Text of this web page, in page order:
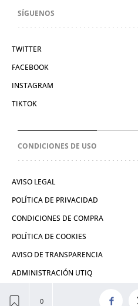
SÍGUENOS
TWITTER
FACEBOOK
INSTAGRAM
TIKTOK
CONDICIONES DE USO
AVISO LEGAL
POLÍTICA DE PRIVACIDAD
CONDICIONES DE COMPRA
POLÍTICA DE COOKIES
AVISO DE TRANSPARENCIA
ADMINISTRACIÓN UTIQ